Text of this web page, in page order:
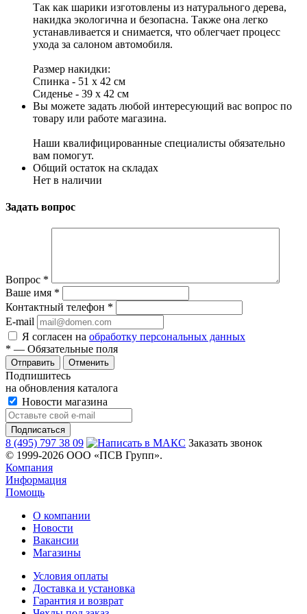
Так как шарики изготовлены из натурального дерева,
накидка экологична и безопасна. Также она легко
устанавливается и снимается, что облегчает процесс
ухода за салоном автомобиля.
Размер накидки:
Спинка - 51 х 42 см
Сиденье - 39 х 42 см
Вы можете задать любой интересующий вас вопрос по
товару или работе магазина.
Наши квалифицированные специалисты обязательно
вам помогут.
Общий остаток на складах
Нет в наличии
Задать вопрос
Вопрос *
Ваше имя *
Контактный телефон *
E-mail
Я согласен на обработку персональных данных
* — Обязательные поля
Отменить
Подпишитесь
на обновления каталога
Новости магазина
8 (495) 797 38 09
Заказать звонок
© 1999-2026 ООО «ПСВ Групп».
Компания
Информация
Помощь
О компании
Новости
Вакансии
Магазины
Условия оплаты
Доставка и установка
Гарантия и возврат